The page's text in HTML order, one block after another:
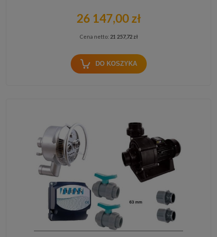
26 147,00 zł
Cena netto: 21 257,72 zł
DO KOSZYKA